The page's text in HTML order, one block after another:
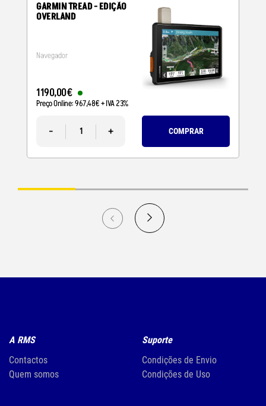
GARMIN TREAD - EDIÇÃO
OVERLAND
Navegador
1190,00€
Preço Online:967,48€+ IVA 23%
- + COMPRAR
A RMS
Contactos
Quem somos
Suporte
Condições de Envio
Condições de Uso